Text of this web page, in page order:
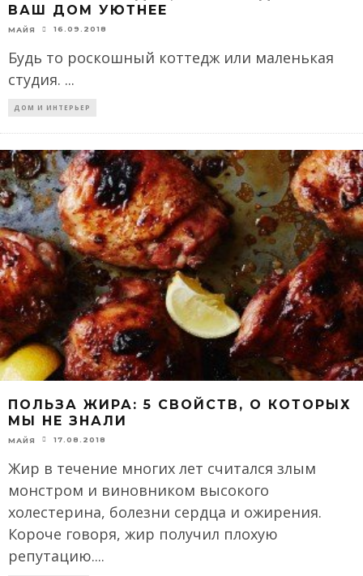
ВАШ ДОМ УЮТНЕЕ
МАЙЯ 16.09.2018
Будь то роскошный коттедж или маленькая
студия. ...
ДОМ И ИНТЕРЬЕР
ПОЛЬЗА ЖИРА: 5 СВОЙСТВ, О КОТОРЫХ
МЫ НЕ ЗНАЛИ
МАЙЯ 17.08.2018
Жир в течение многих лет считался злым
монстром и виновником высокого
холестерина, болезни сердца и ожирения.
Короче говоря, жир получил плохую
репутацию....